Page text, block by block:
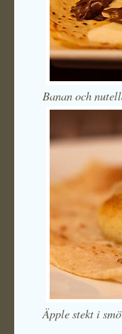
Banan och
Äpple stekt i